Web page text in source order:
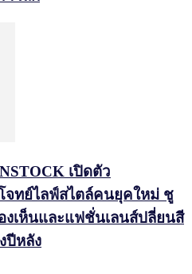
เปิดตัว
จทย์ไลฟ์สไตล์คนยุคใหม่ ชู
งเห็นและแฟชั่นเลนส์ปลี่ยนสี
ปีหลัง